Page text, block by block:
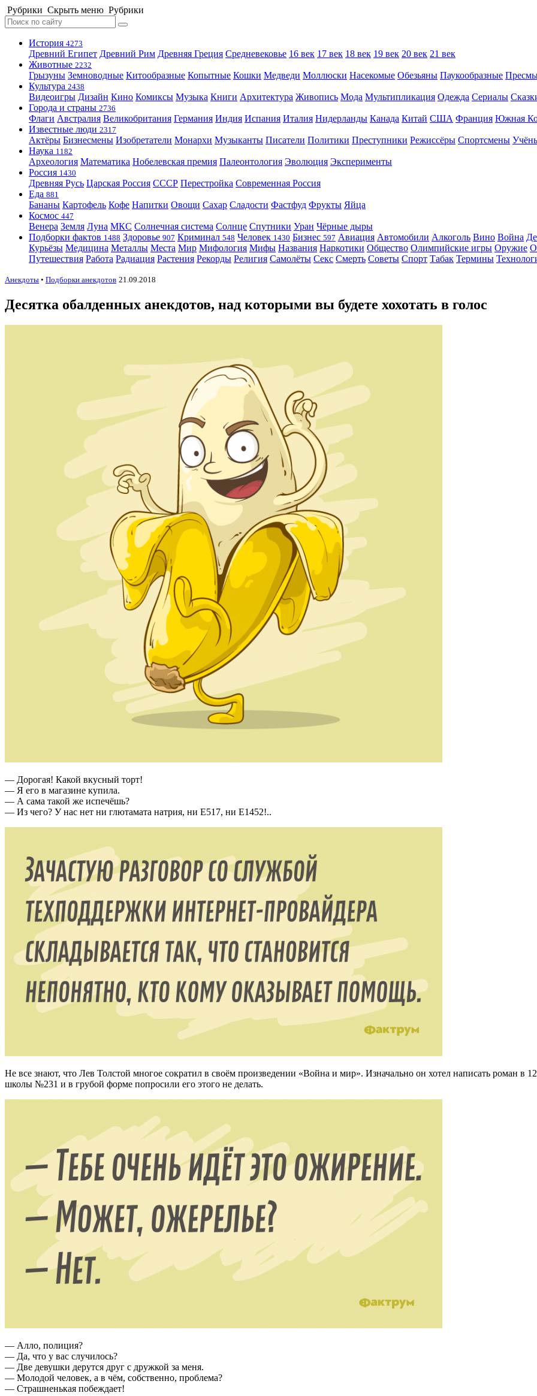
Рубрики Скрыть меню Рубрики
История 4273
Древний Египет Древний Рим Древняя Греция Средневековье 16 век 17 век 18 век 19 век 20 век 21 век
Животные 2232
Грызуны Земноводные Китообразные Копытные Кошки Медведи Моллюски Насекомые Обезьяны Паукообразные
Культура 2438
Видеоигры Дизайн Кино Комиксы Музыка Книги Архитектура Живопись Мода Мультипликация Одежда Сериалы
Города и страны 2736
Флаги Австралия Великобритания Германия Индия Испания Италия Нидерланды Канада Китай США Франция Южная
Известные люди 2317
Актёры Бизнесмены Изобретатели Монархи Музыканты Писатели Политики Преступники Режиссёры Спортсмены
Наука 1182
Археология Математика Нобелевская премия Палеонтология Эволюция Эксперименты
Россия 1430
Древняя Русь Царская Россия СССР Перестройка Современная Россия
Еда 881
Бананы Картофель Кофе Напитки Овощи Сахар Сладости Фастфуд Фрукты Яйца
Космос 447
Венера Земля Луна МКС Солнечная система Солнце Спутники Уран Чёрные дыры
Подборки фактов 1488 Здоровье 907 Криминал 548 Человек 1430 Бизнес 597 Авиация Автомобили Алкоголь Вино Война
Курьёзы Медицина Металлы Места Мир Мифология Мифы Названия Наркотики Общество Олимпийские игры Оружие
Путешествия Работа Радиация Растения Рекорды Религия Самолёты Секс Смерть Советы Спорт Табак Термины
Анекдоты • Подборки анекдотов 21.09.2018
Десятка обалденных анекдотов, над которыми вы будете хохотать в голос
— Дорогая! Какой вкусный торт!
— Я его в магазине купила.
— А сама такой же испечёшь?
— Из чего? У нас нет ни глютамата натрия, ни Е517, ни Е1452!..
Не все знают, что Лев Толстой многое сократил в своём произведении «Война и мир». Изначально он хотел написать роман в
школы №231 и в грубой форме попросили его этого не делать.
— Алло, полиция?
— Да, что у вас случилось?
— Две девушки дерутся друг с дружкой за меня.
— Молодой человек, а в чём, собственно, проблема?
— Страшненькая побеждает!